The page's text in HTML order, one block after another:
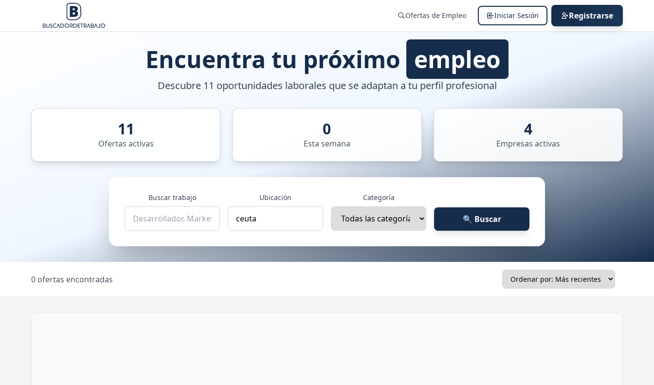
Ofertas de Empleo Iniciar Sesión Registrarse
Encuentra tu próximo empleo
Descubre 11 oportunidades laborales que se adaptan a tu perfil profesional
11
Ofertas activas
0
Esta semana
4
Empresas activas
Buscar trabajo Ubicación Categoría
🔍 Buscar
0 ofertas encontradas